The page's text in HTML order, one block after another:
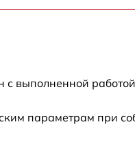
выполненной
параметрам при